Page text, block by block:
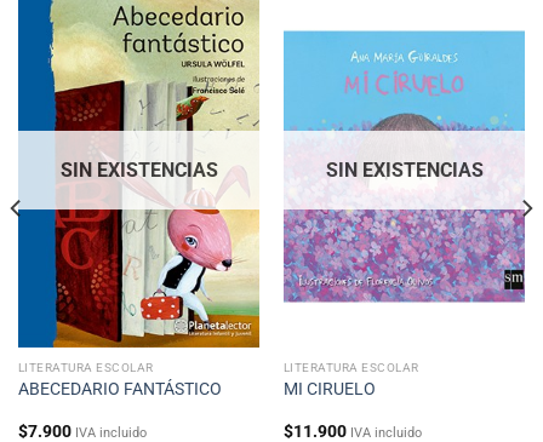
SIN EXISTENCIAS
LITERATURA ESCOLAR
ABECEDARIO FANTÁSTICO
$7.900 IVA incluido
SIN EXISTENCIAS
LITERATURA ESCOLAR
MI CIRUELO
$11.900 IVA incluido